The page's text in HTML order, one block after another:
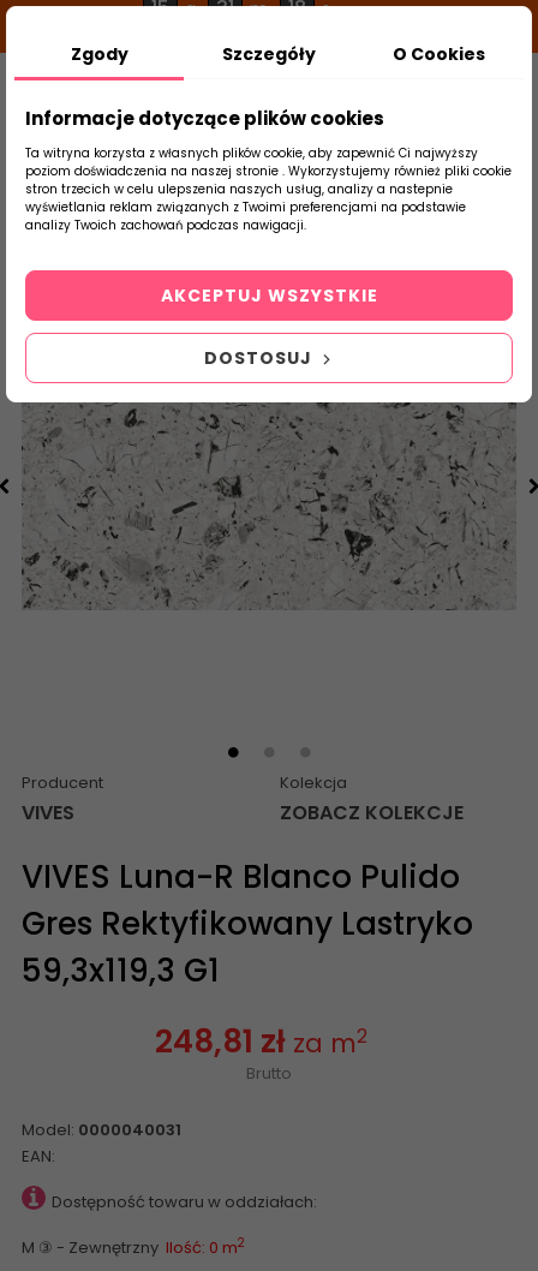
15 g 31 m 18 s
Szukaj
produktu
Strona Główna Salon / Taras Vives
Producent
VIVES
Kolekcja
ZOBACZ KOLEKCJE
VIVES Luna-R Blanco Pulido
Gres Rektyfikowany Lastryko
59,3x119,3 G1
248,81 zł za m2
Brutto
Model: 0000040031
EAN:
Dostępność towaru w oddziałach:
M ③ - Zewnętrzny Ilość: 0 m2
Zgody Szczegóły O Cookies
Informacje dotyczące plików cookies
Ta witryna korzysta z własnych plików cookie, aby zapewnić Ci najwyższy
poziom doświadczenia na naszej stronie . Wykorzystujemy również pliki cookie
stron trzecich w celu ulepszenia naszych usług, analizy a nastepnie
wyświetlania reklam związanych z Twoimi preferencjami na podstawie
analizy Twoich zachowań podczas nawigacji.
DOSTOSUJ
AKCEPTUJ WSZYSTKIE